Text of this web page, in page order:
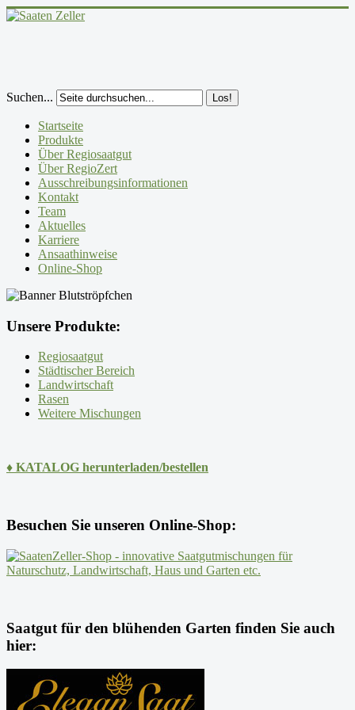
Suchen... Los!
Startseite
Produkte
Über Regiosaatgut
Über RegioZert
Ausschreibungsinformationen
Kontakt
Team
Aktuelles
Karriere
Ansaathinweise
Online-Shop
Unsere Produkte:
Regiosaatgut
Städtischer Bereich
Landwirtschaft
Rasen
Weitere Mischungen
♦ KATALOG herunterladen/bestellen
Besuchen Sie unseren Online-Shop:
Saatgut für den blühenden Garten finden Sie auch
hier: